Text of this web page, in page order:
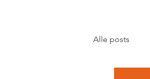
Alle posts